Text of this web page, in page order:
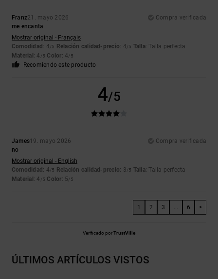
Franz21. mayo 2026
Compra verificada
me encanta
Mostrar original - Français
Comodidad : 4/5 Relación calidad-precio: 4/5 Talla: Talla perfecta
Material : 4 /5 Color: 4/5
Recomiendo este producto
4/5
James19. mayo 2026
Compra verificada
no
Mostrar original - English
Comodidad : 4/5 Relación calidad-precio: 3/5 Talla: Talla perfecta
Material : 4 /5 Color: 5/5
1 2 3 ... 6 >
Verificado porTrustVille
ÚLTIMOS ARTÍCULOS VISTOS